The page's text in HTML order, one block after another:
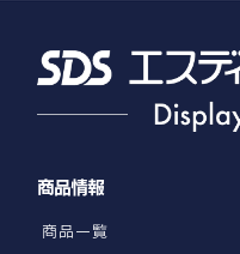
商品情報
商品一覧